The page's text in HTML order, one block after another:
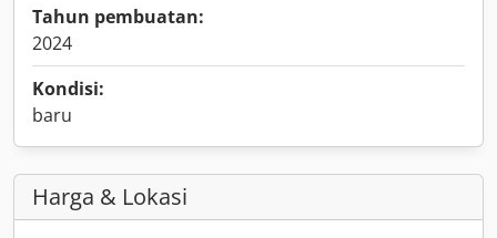
Tahun pembuatan:
2024
Kondisi:
baru
Harga & Lokasi